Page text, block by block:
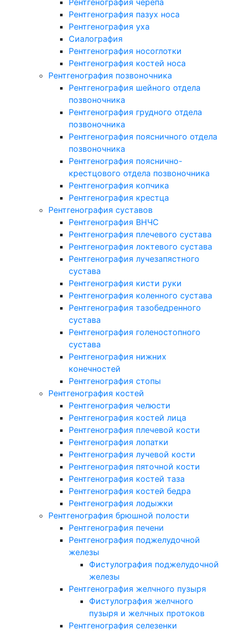
Рентгенография черепа
Рентгенография пазух носа
Рентгенография уха
Сиалография
Рентгенография носоглотки
Рентгенография костей носа
Рентгенография позвоночника
Рентгенография шейного отдела
позвоночника
Рентгенография грудного отдела
позвоночника
Рентгенография поясничного отдела
позвоночника
Рентгенография пояснично-
крестцового отдела позвоночника
Рентгенография копчика
Рентгенография крестца
Рентгенография суставов
Рентгенография ВНЧС
Рентгенография плечевого сустава
Рентгенография локтевого сустава
Рентгенография лучезапястного
сустава
Рентгенография кисти руки
Рентгенография коленного сустава
Рентгенография тазобедренного
сустава
Рентгенография голеностопного
сустава
Рентгенография нижних
конечностей
Рентгенография стопы
Рентгенография костей
Рентгенография челюсти
Рентгенография костей лица
Рентгенография плечевой кости
Рентгенография лопатки
Рентгенография лучевой кости
Рентгенография пяточной кости
Рентгенография костей таза
Рентгенография костей бедра
Рентгенография лодыжки
Рентгенография брюшной полости
Рентгенография печени
Рентгенография поджелудочной
железы
Фистулография поджелудочной
железы
Рентгенография желчного пузыря
Фистулография желчного
пузыря и желчных протоков
Рентгенография селезенки